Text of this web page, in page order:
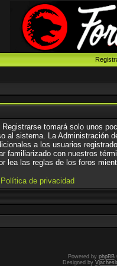
tomará solo unos
al sistema. La Administración
a los usuarios
familiarizado con nuestros
lea las reglas de los foros
Política de privacidad
Powered by phpBB
Designed by